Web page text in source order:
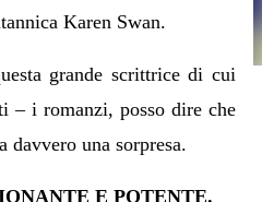
Karen Swan.
grande scrittrice di cui
– i romanzi, posso dire che
davvero una sorpresa.
E POTENTE.